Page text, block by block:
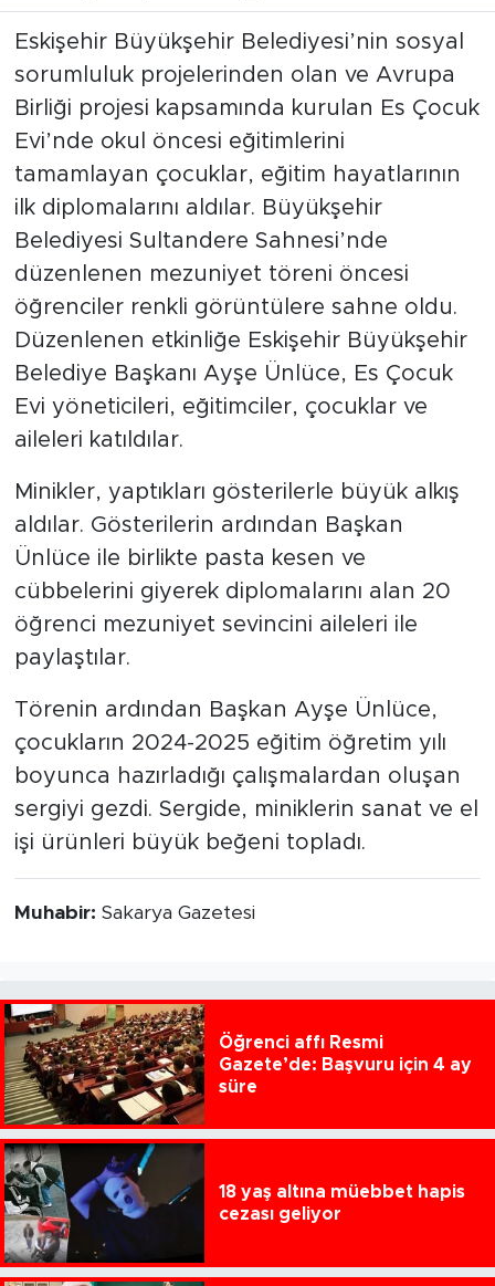
Eskişehir Büyükşehir Belediyesi’nin sosyal
sorumluluk projelerinden olan ve Avrupa
Birliği projesi kapsamında kurulan Es Çocuk
Evi’nde okul öncesi eğitimlerini
tamamlayan çocuklar, eğitim hayatlarının
ilk diplomalarını aldılar. Büyükşehir
Belediyesi Sultandere Sahnesi’nde
düzenlenen mezuniyet töreni öncesi
öğrenciler renkli görüntülere sahne oldu.
Düzenlenen etkinliğe Eskişehir Büyükşehir
Belediye Başkanı Ayşe Ünlüce, Es Çocuk
Evi yöneticileri, eğitimciler, çocuklar ve
aileleri katıldılar.
Minikler, yaptıkları gösterilerle büyük alkış
aldılar. Gösterilerin ardından Başkan
Ünlüce ile birlikte pasta kesen ve
cübbelerini giyerek diplomalarını alan 20
öğrenci mezuniyet sevincini aileleri ile
paylaştılar.
Törenin ardından Başkan Ayşe Ünlüce,
çocukların 2024-2025 eğitim öğretim yılı
boyunca hazırladığı çalışmalardan oluşan
sergiyi gezdi. Sergide, miniklerin sanat ve el
işi ürünleri büyük beğeni topladı.
Muhabir: Sakarya Gazetesi
Öğrenci affı Resmi
Gazete’de: Başvuru için 4 ay
süre
18 yaş altına müebbet hapis
cezası geliyor